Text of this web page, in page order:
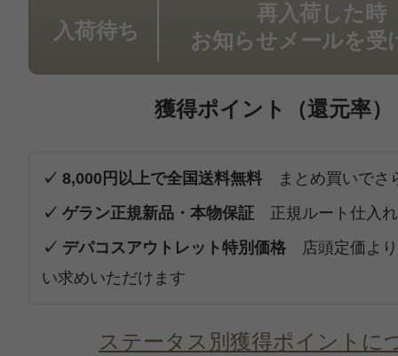
入荷待ち
再入荷した時
お知らせメールを受
獲得ポイント（還元率）
✓ 8,000円以上で全国送料無料 まとめ買いでさ
✓ ゲラン正規新品・本物保証 正規ルート仕入
✓ デパコスアウトレット特別価格 店頭定価よ
い求めいただけます
ステータス別獲得ポイントに